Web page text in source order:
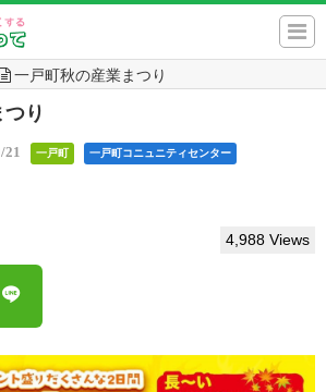
一戸町秋の産業まつり
り
21 一戸町 一戸町コニュニティセンター
4,988 Views